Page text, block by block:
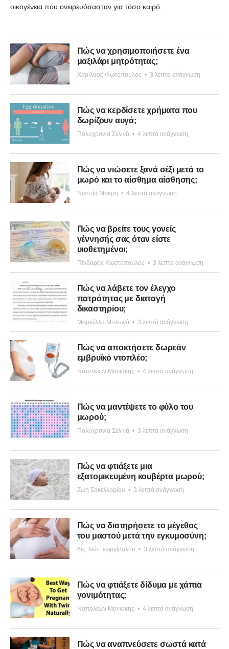
οικογένεια που ονειρευόσασταν για τόσο καιρό.
Πώς να χρησιμοποιήσετε ένα
μαξιλάρι μητρότητας;
Χαρίλαος Φωτόπουλος • 3 λεπτά ανάγνωση
Πώς να κερδίσετε χρήματα που
δωρίζουν αυγά;
Πολυχρονία Σελινά • 4 λεπτά ανάγνωση
Πώς να νιώσετε ξανά σέξι μετά το
μωρό και το αίσθημα αίσθησης;
Νικητία Μάκρη • 4 λεπτά ανάγνωση
Πώς να βρείτε τους γονείς
γέννησής σας όταν είστε
υιοθετημένοι;
Πίνδαρος Κωστόπουλος • 3 λεπτά ανάγνωση
Πώς να λάβετε τον έλεγχο
πατρότητας με διαταγή
δικαστηρίου;
Μαρκέλλα Μυλωνά • 3 λεπτά ανάγνωση
Πώς να αποκτήσετε δωρεάν
εμβρυϊκό ντοπλέο;
Ναπολέων Μανιάκης • 4 λεπτά ανάγνωση
Πώς να μαντέψετε το φύλο του
μωρού;
Πολυχρονία Σελινά • 3 λεπτά ανάγνωση
Πώς να φτιάξετε μια
εξατομικευμένη κουβέρτα μωρού;
Ζωή Σακελλαρίου • 3 λεπτά ανάγνωση
Πώς να διατηρήσετε το μέγεθος
του μαστού μετά την εγκυμοσύνη;
δις. Ινώ Γεωργίβαλου • 3 λεπτά ανάγνωση
Πώς να φτιάξετε δίδυμα με χάπια
γονιμότητας;
Ναπολέων Μανιάκης • 4 λεπτά ανάγνωση
Πώς να αναπνεύσετε σωστά κατά